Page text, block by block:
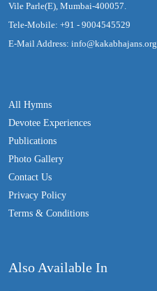
Vile Parle(E), Mumbai-400057.
Tele-Mobile: +91 - 9004545529
E-Mail Address: info@kakabhajans.org
All Hymns
Devotee Experiences
Publications
Photo Gallery
Contact Us
Privacy Policy
Terms & Conditions
Also Available In